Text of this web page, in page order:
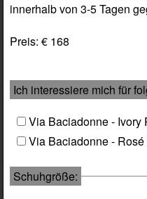
innerhalb von 3-5 Tagen
Preis: € 168
Ich interessiere mich für
Via Baciadonne - Ivory
Via Baciadonne -
Schuhgröße: